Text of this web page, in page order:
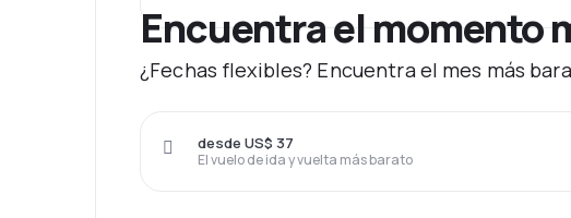
Encuentra el momento
¿Fechas flexibles? Encuentra el mes más
El vuelo de ida y vuelta más barato
desde US$ 37